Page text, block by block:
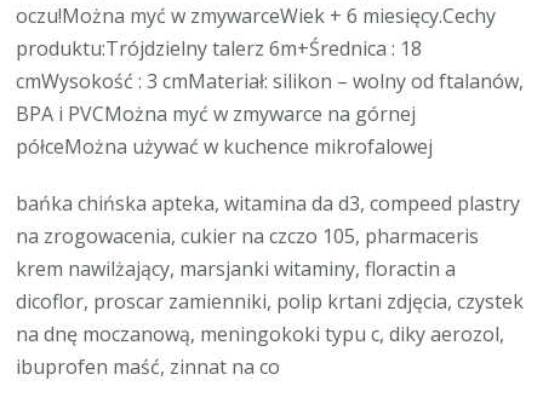
oczu!Można myć w zmywarceWiek + 6 miesięcy.Cechy
produktu:Trójdzielny talerz 6m+Średnica : 18
cmWysokość : 3 cmMateriał: silikon – wolny od ftalanów,
BPA i PVCMożna myć w zmywarce na górnej
półceMożna używać w kuchence mikrofalowej
bańka chińska apteka, witamina da d3, compeed plastry
na zrogowacenia, cukier na czczo 105, pharmaceris
krem nawilżający, marsjanki witaminy, floractin a
dicoflor, proscar zamienniki, polip krtani zdjęcia, czystek
na dnę moczanową, meningokoki typu c, diky aerozol,
ibuprofen maść, zinnat na co